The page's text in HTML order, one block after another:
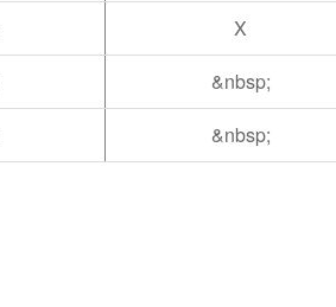
X
&nbsp;
&nbsp;